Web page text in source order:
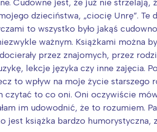
Cudowne jest, że już nie strzelają,
dzieciństwa, „ciocię Unrę”. Te
to wszystko było jakąś
ważnym. Książkami można
przez znajomych, przez
lekcje języka czy inne zajęcia.
to wpływ na moje życie starszego
czytać to co oni. Oni oczywiście
im udowodnić, że to rozumiem.
jest książka bardzo
Wszystkie
Wybieram